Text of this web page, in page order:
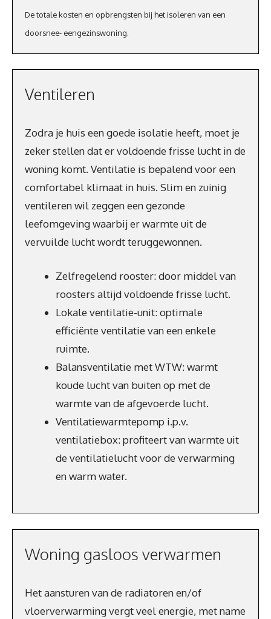
De totale kosten en opbrengsten bij het isoleren van een
doorsnee- eengezinswoning.
Ventileren
Zodra je huis een goede isolatie heeft, moet je
zeker stellen dat er voldoende frisse lucht in de
woning komt. Ventilatie is bepalend voor een
comfortabel klimaat in huis. Slim en zuinig
ventileren wil zeggen een gezonde
leefomgeving waarbij er warmte uit de
vervuilde lucht wordt teruggewonnen.
Zelfregelend rooster: door middel van
roosters altijd voldoende frisse lucht.
Lokale ventilatie-unit: optimale
efficiënte ventilatie van een enkele
ruimte.
Balansventilatie met WTW: warmt
koude lucht van buiten op met de
warmte van de afgevoerde lucht.
Ventilatiewarmtepomp i.p.v.
ventilatiebox: profiteert van warmte uit
de ventilatielucht voor de verwarming
en warm water.
Woning gasloos verwarmen
Het aansturen van de radiatoren en/of
vloerverwarming vergt veel energie, met name